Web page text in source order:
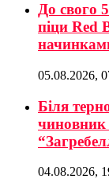
До свого
піци Red
05.08.2026,
Біля
чиновник
04.08.2026,